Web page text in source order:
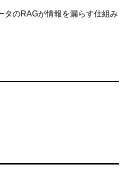
タのRAGが情報を漏らす仕組み